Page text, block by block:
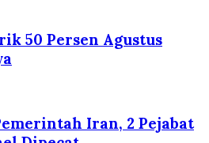
50 Persen Agustus
Iran, 2 Pejabat